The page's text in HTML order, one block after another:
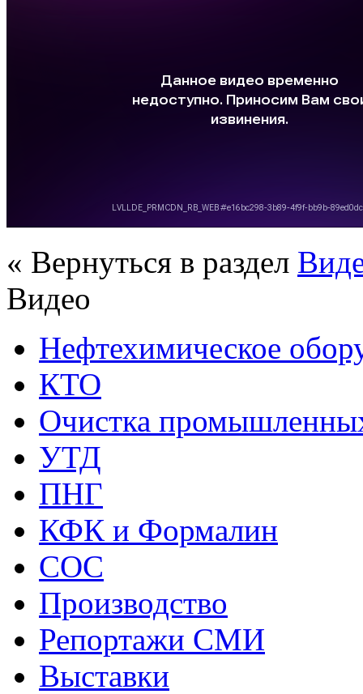
« Вернуться в раздел
Видео
Нефтехимическое
КТО
Очистка
УТД
ПНГ
КФК и Формалин
СОС
Производство
Репортажи СМИ
Выставки